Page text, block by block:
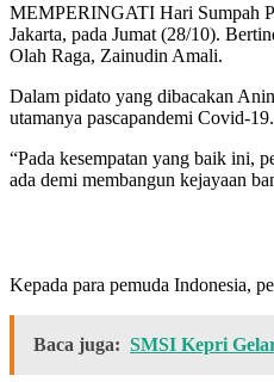
MEMPERINGATI Hari Sumpah
Jakarta, pada Jumat (28/10).
Olah Raga, Zainudin Amali.
Dalam pidato yang dibacakan
utamanya pascapandemi Covid-19.
“Pada kesempatan yang baik ini,
ada demi membangun kejayaan
Kepada para pemuda Indonesia,
Baca juga: SMSI Kepri